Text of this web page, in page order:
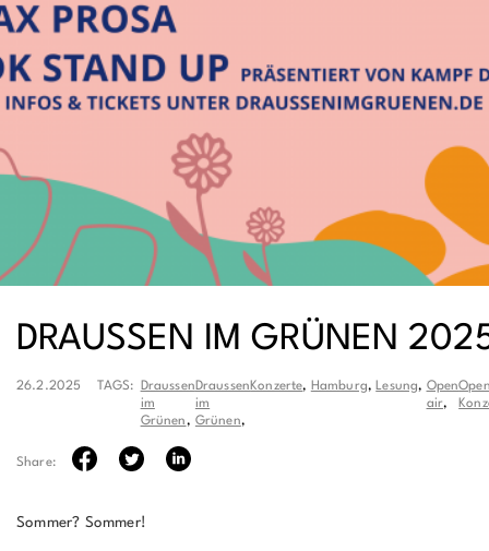
DRAUSSEN IM GRÜNEN
26.2.2025 TAGS:
Draussen
im
Grünen,
Draussen
im
Grünen,
Konzerte, Hamburg, Lesung, Open
air,
Share:
Sommer? Sommer!